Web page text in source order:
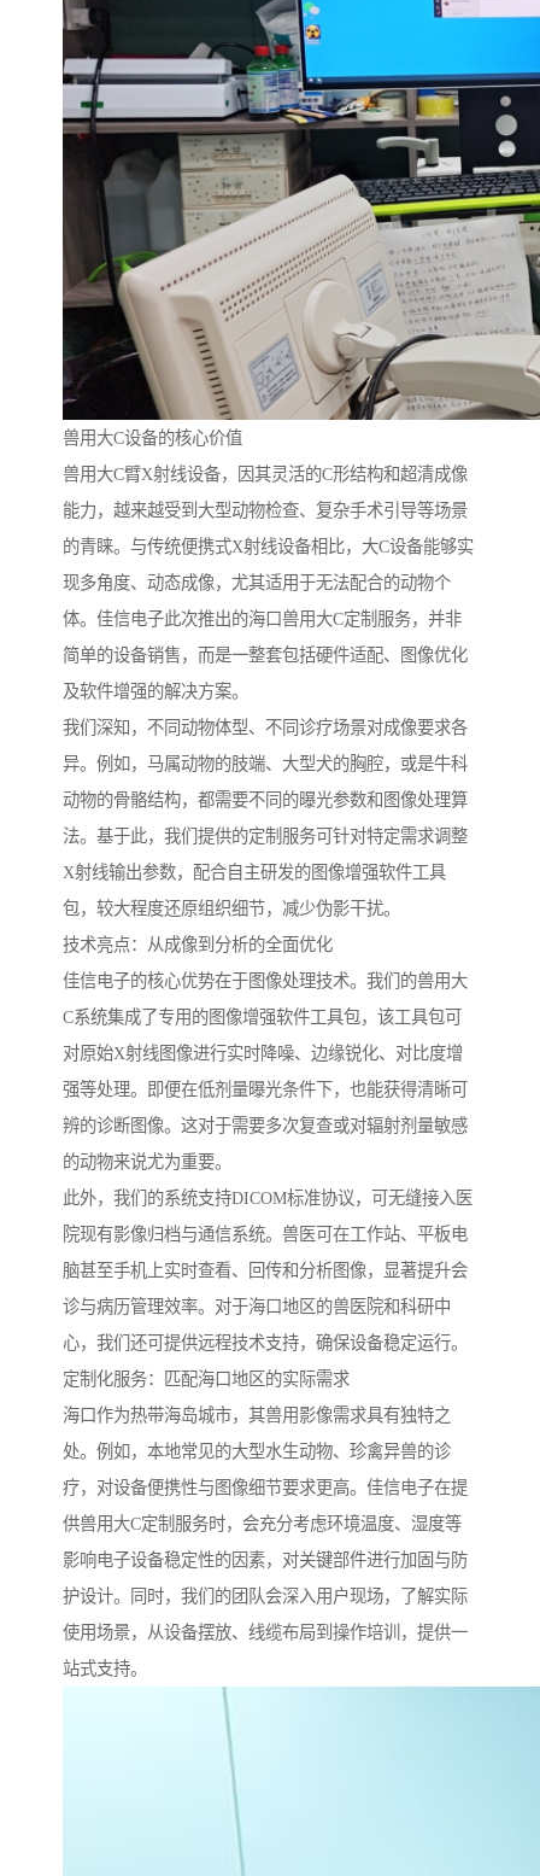
兽用大C设备的核心价值
兽用大C臂X射线设备，因其灵活的C形结构和超清成像
能力，越来越受到大型动物检查、复杂手术引导等场景
的青睐。与传统便携式X射线设备相比，大C设备能够实
现多角度、动态成像，尤其适用于无法配合的动物个
体。佳信电子此次推出的海口兽用大C定制服务，并非
简单的设备销售，而是一整套包括硬件适配、图像优化
及软件增强的解决方案。
我们深知，不同动物体型、不同诊疗场景对成像要求各
异。例如，马属动物的肢端、大型犬的胸腔，或是牛科
动物的骨骼结构，都需要不同的曝光参数和图像处理算
法。基于此，我们提供的定制服务可针对特定需求调整
X射线输出参数，配合自主研发的图像增强软件工具
包，较大程度还原组织细节，减少伪影干扰。
技术亮点：从成像到分析的全面优化
佳信电子的核心优势在于图像处理技术。我们的兽用大
C系统集成了专用的图像增强软件工具包，该工具包可
对原始X射线图像进行实时降噪、边缘锐化、对比度增
强等处理。即便在低剂量曝光条件下，也能获得清晰可
辨的诊断图像。这对于需要多次复查或对辐射剂量敏感
的动物来说尤为重要。
此外，我们的系统支持DICOM标准协议，可无缝接入医
院现有影像归档与通信系统。兽医可在工作站、平板电
脑甚至手机上实时查看、回传和分析图像，显著提升会
诊与病历管理效率。对于海口地区的兽医院和科研中
心，我们还可提供远程技术支持，确保设备稳定运行。
定制化服务：匹配海口地区的实际需求
海口作为热带海岛城市，其兽用影像需求具有独特之
处。例如，本地常见的大型水生动物、珍禽异兽的诊
疗，对设备便携性与图像细节要求更高。佳信电子在提
供兽用大C定制服务时，会充分考虑环境温度、湿度等
影响电子设备稳定性的因素，对关键部件进行加固与防
护设计。同时，我们的团队会深入用户现场，了解实际
使用场景，从设备摆放、线缆布局到操作培训，提供一
站式支持。